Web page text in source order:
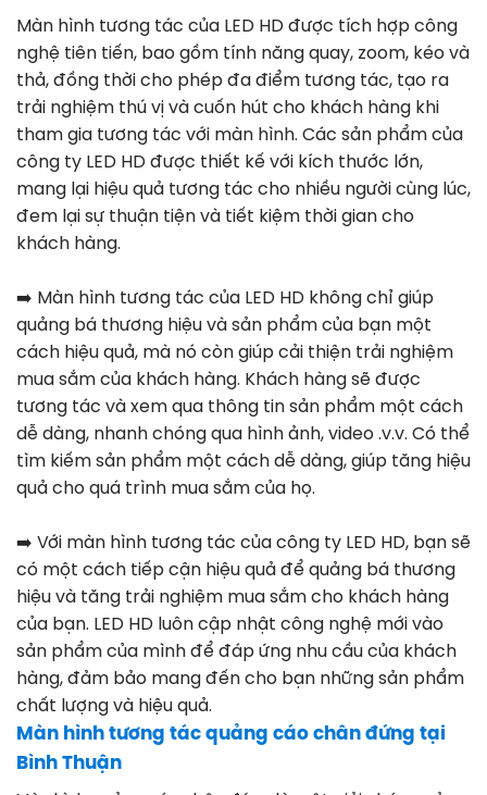
Màn hình tương tác của LED HD được tích hợp công
nghệ tiên tiến, bao gồm tính năng quay, zoom, kéo và
thả, đồng thời cho phép đa điểm tương tác, tạo ra
trải nghiệm thú vị và cuốn hút cho khách hàng khi
tham gia tương tác với màn hình. Các sản phẩm của
công ty LED HD được thiết kế với kích thước lớn,
mang lại hiệu quả tương tác cho nhiều người cùng lúc,
đem lại sự thuận tiện và tiết kiệm thời gian cho
khách hàng.
➡️ Màn hình tương tác của LED HD không chỉ giúp
quảng bá thương hiệu và sản phẩm của bạn một
cách hiệu quả, mà nó còn giúp cải thiện trải nghiệm
mua sắm của khách hàng. Khách hàng sẽ được
tương tác và xem qua thông tin sản phẩm một cách
dễ dàng, nhanh chóng qua hình ảnh, video .v.v. Có thể
tìm kiếm sản phẩm một cách dễ dàng, giúp tăng hiệu
quả cho quá trình mua sắm của họ.
➡️ Với màn hình tương tác của công ty LED HD, bạn sẽ
có một cách tiếp cận hiệu quả để quảng bá thương
hiệu và tăng trải nghiệm mua sắm cho khách hàng
của bạn. LED HD luôn cập nhật công nghệ mới vào
sản phẩm của mình để đáp ứng nhu cầu của khách
hàng, đảm bảo mang đến cho bạn những sản phẩm
chất lượng và hiệu quả.
Màn hình tương tác quảng cáo chân đứng tại
Bình Thuận